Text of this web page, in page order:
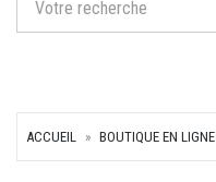
ACCUEIL BOUTIQUE EN LIGNE